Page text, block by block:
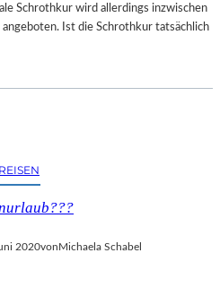
Schrothkur wird allerdings inzwischen
Ist die Schrothkur tatsächlich
REISEN
2020vonMichaela Schabel